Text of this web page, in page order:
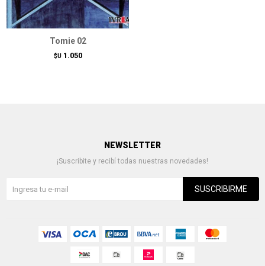
Tomie 02
$U 1.050
NEWSLETTER
¡Suscribite y recibí todas nuestras novedades!
SUSCRIBIRME